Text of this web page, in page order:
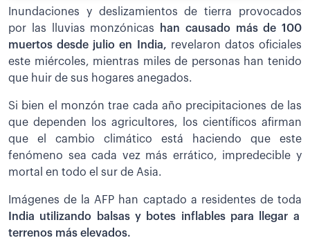
Inundaciones y deslizamientos de tierra provocados
por las lluvias monzónicas han causado más de 100
muertos desde julio en India, revelaron datos oficiales
este miércoles, mientras miles de personas han tenido
que huir de sus hogares anegados.
Si bien el monzón trae cada año precipitaciones de las
que dependen los agricultores, los científicos afirman
que el cambio climático está haciendo que este
fenómeno sea cada vez más errático, impredecible y
mortal en todo el sur de Asia.
Imágenes de la AFP han captado a residentes de toda
India utilizando balsas y botes inflables para llegar a
terrenos más elevados.